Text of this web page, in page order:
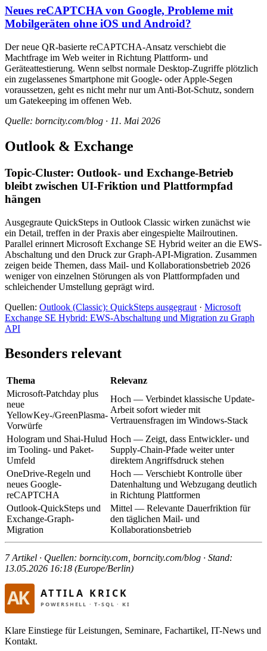
Neues reCAPTCHA von Google, Probleme mit
Mobilgeräten ohne iOS und Android?
Der neue QR-basierte reCAPTCHA-Ansatz verschiebt die
Machtfrage im Web weiter in Richtung Plattform- und
Geräteattestierung. Wenn selbst normale Desktop-Zugriffe plötzlich
ein zugelassenes Smartphone mit Google- oder Apple-Segen
voraussetzen, geht es nicht mehr nur um Anti-Bot-Schutz, sondern
um Gatekeeping im offenen Web.
Quelle: borncity.com/blog · 11. Mai 2026
Outlook & Exchange
Topic-Cluster: Outlook- und Exchange-Betrieb
bleibt zwischen UI-Friktion und Plattformpfad
hängen
Ausgegraute QuickSteps in Outlook Classic wirken zunächst wie
ein Detail, treffen in der Praxis aber eingespielte Mailroutinen.
Parallel erinnert Microsoft Exchange SE Hybrid weiter an die EWS-
Abschaltung und den Druck zur Graph-API-Migration. Zusammen
zeigen beide Themen, dass Mail- und Kollaborationsbetrieb 2026
weniger von einzelnen Störungen als von Plattformpfaden und
schleichender Umstellung geprägt wird.
Quellen: Outlook (Classic): QuickSteps ausgegraut · Microsoft
Exchange SE Hybrid: EWS-Abschaltung und Migration zu Graph
API
Besonders relevant
Thema
Relevanz
Microsoft-Patchday plus
neue
YellowKey-/GreenPlasma-
Vorwürfe
Hoch — Verbindet klassische Update-
Arbeit sofort wieder mit
Vertrauensfragen im Windows-Stack
Hologram und Shai-Hulud
im Tooling- und Paket-
Umfeld
Hoch — Zeigt, dass Entwickler- und
Supply-Chain-Pfade weiter unter
direktem Angriffsdruck stehen
OneDrive-Regeln und
neues Google-
reCAPTCHA
Hoch — Verschiebt Kontrolle über
Datenhaltung und Webzugang deutlich
in Richtung Plattformen
Outlook-QuickSteps und
Exchange-Graph-
Migration
Mittel — Relevante Dauerfriktion für
den täglichen Mail- und
Kollaborationsbetrieb
7 Artikel · Quellen: borncity.com, borncity.com/blog · Stand:
13.05.2026 16:18 (Europe/Berlin)
Klare Einstiege für Leistungen, Seminare, Fachartikel, IT-News und
Kontakt.